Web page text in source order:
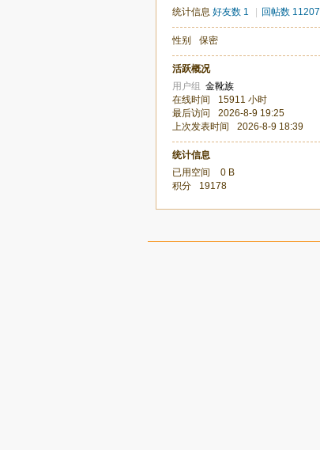
统计信息 好友数 1 回帖数 11207
性别 保密
活跃概况
用户组 金靴族
在线时间
15911 小时
最后访问
2026-8-9 19:25
上次发表时间
2026-8-9 18:39
统计信息
已用空间
0 B
积分
19178